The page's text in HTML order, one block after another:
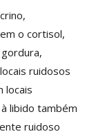
o cortisol,
ruidosos
locais
libido também
ruidoso